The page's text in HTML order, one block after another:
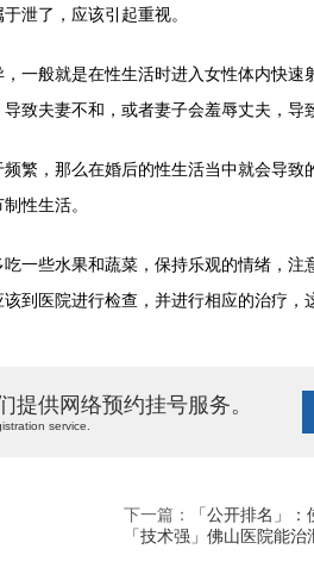
泄了，应该引起重视。
般就是在性生活时进入女性体内快速
致夫妻不和，或者妻子会羞辱丈夫，导
，那么在婚后的性生活当中就会导致
性生活。
些水果和蔬菜，保持乐观的情绪，注
到医院进行检查，并进行相应的治疗，
提供网络预约挂号服务。
service.
下一篇：
「公开排名」
「技术强」佛山医院能治